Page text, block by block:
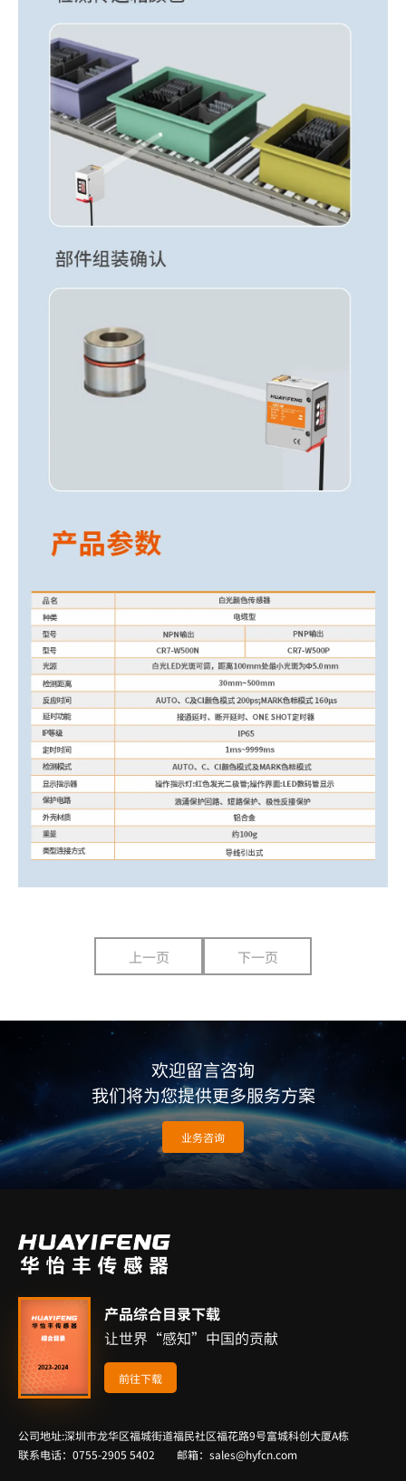
上一页 下一页
欢迎留言咨询
我们将为您提供更多服务方案
业务咨询
产品综合目录下载
让世界“感知”中国的贡献
前往下载
公司地址:深圳市龙华区福城街道福民社区福花路9号富城科创大厦A栋
联系电话：0755-2905 5402 邮箱：sales@hyfcn.com